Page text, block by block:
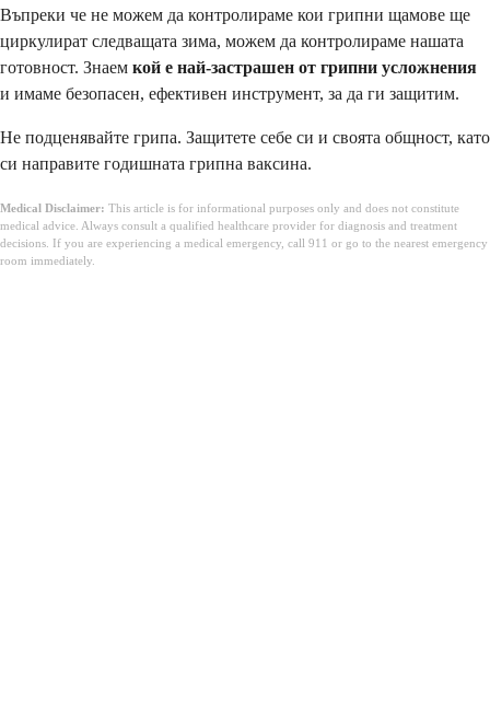
Въпреки че не можем да контролираме кои грипни щамове ще
циркулират следващата зима, можем да контролираме нашата
готовност. Знаем кой е най-застрашен от грипни усложнения
и имаме безопасен, ефективен инструмент, за да ги защитим.
Не подценявайте грипа. Защитете себе си и своята общност, като
си направите годишната грипна ваксина.
Medical Disclaimer: This article is for informational purposes only and does not constitute
medical advice. Always consult a qualified healthcare provider for diagnosis and treatment
decisions. If you are experiencing a medical emergency, call 911 or go to the nearest emergency
room immediately.